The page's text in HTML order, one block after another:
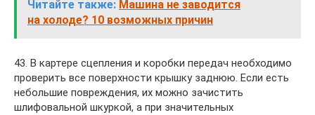
Читайте также: Машина не заводится
на холоде? 10 возможных причин
43. В картере сцепления и коробки передач необходимо
проверить все поверхности крышку заднюю. Если есть
небольшие повреждения, их можно зачистить
шлифовальной шкуркой, а при значительных